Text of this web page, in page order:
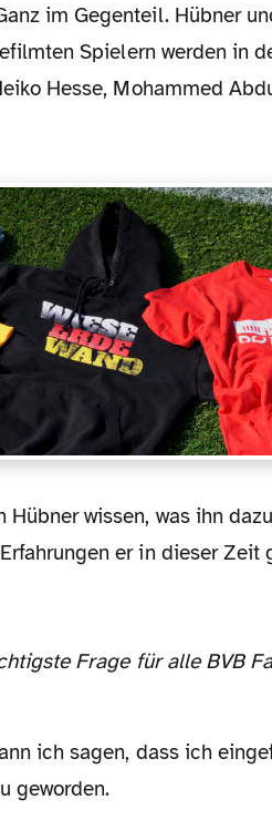
im Gegenteil. Hübner
Spielern werden in
Hesse, Mohammed
wissen, was ihn
er in dieser Zeit
ich sagen, dass ich
geworden.